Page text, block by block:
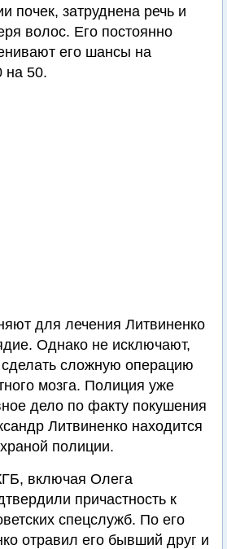
почек, затруднена речь и
волос. Его постоянно
его шансы на
на 50.
для лечения Литвиненко
Однако не исключают,
сделать сложную операцию
мозга. Полиция уже
дело по факту покушения
Литвиненко находится
полиции.
включая Олега
причастность к
спецслужб. По его
отравил его бывший друг и